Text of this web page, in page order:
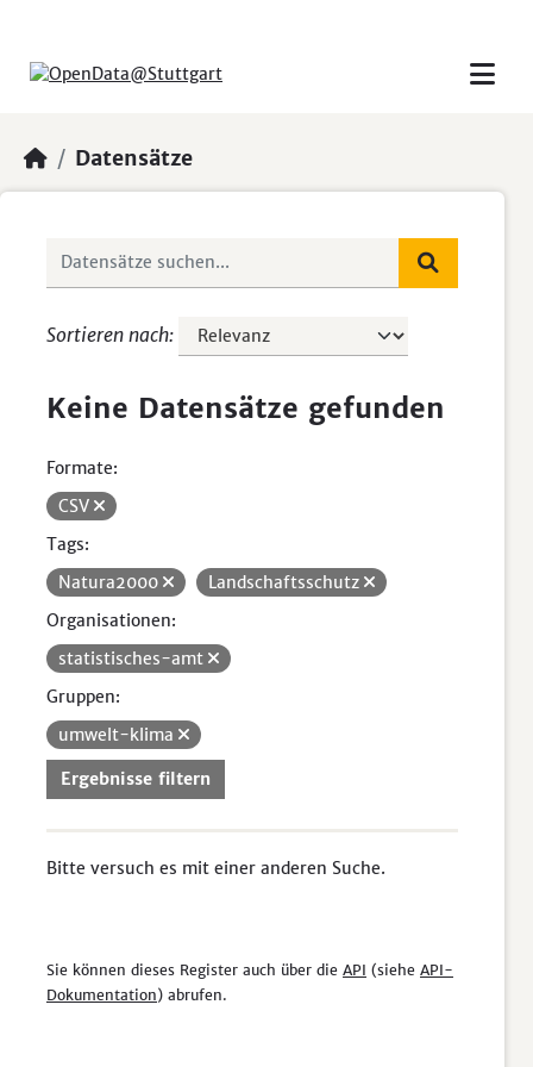
Datensätze
Sortieren nach
Keine Datensätze gefunden
Formate:
CSV
Tags:
Natura2000
Landschaftsschutz
Organisationen:
statistisches-amt
Gruppen:
umwelt-klima
Ergebnisse filtern
Bitte versuch es mit einer anderen Suche.
Sie können dieses Register auch über die API (siehe API-
Dokumentation) abrufen.